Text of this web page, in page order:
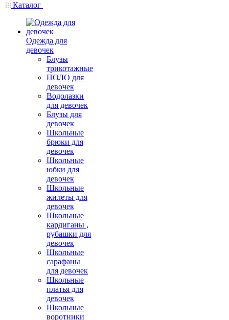
Каталог
Одежда для
девочек
Блузы
трикотажные
ПОЛО для
девочек
Водолазки
для девочек
Блузы для
девочек
Школьные
брюки для
девочек
Школьные
юбки для
девочек
Школьные
жилеты для
девочек
Школьные
кардиганы ,
рубашки для
девочек
Школьные
сарафаны
для девочек
Школьные
платья для
девочек
Школьные
воротники